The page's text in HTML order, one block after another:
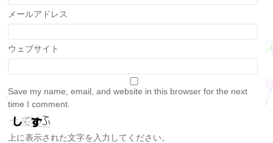
メールアドレス
ウェブサイト
Save my name, email, and website in this browser for the next
time I comment.
上に表示された文字を入力してください。